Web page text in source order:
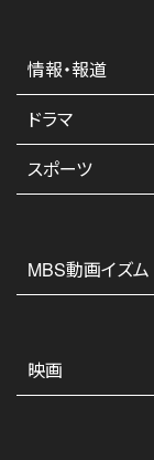
情報・報道
ドラマ
スポーツ
MBS動画イズム
映画